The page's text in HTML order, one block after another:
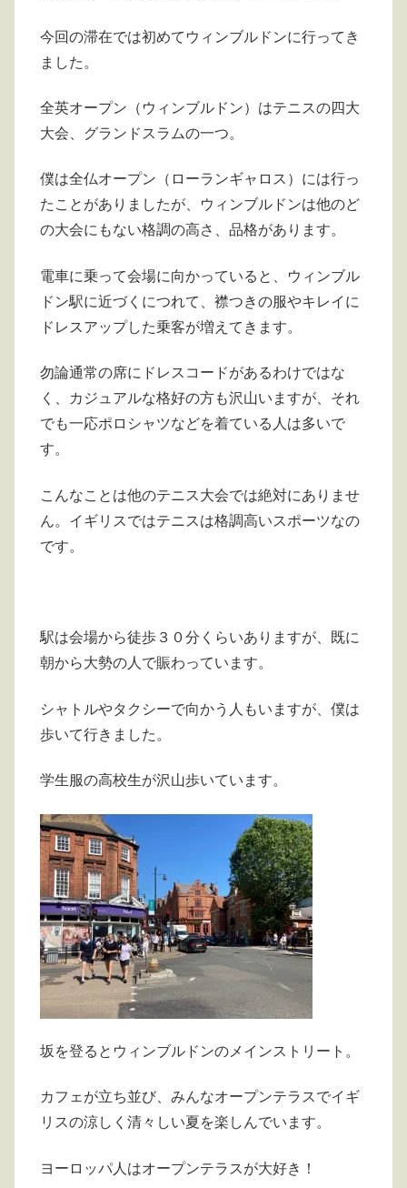
今回の滞在では初めてウィンブルドンに行ってき
ました。
全英オープン（ウィンブルドン）はテニスの四大
大会、グランドスラムの一つ。
僕は全仏オープン（ローランギャロス）には行っ
たことがありましたが、ウィンブルドンは他のど
の大会にもない格調の高さ、品格があります。
電車に乗って会場に向かっていると、ウィンブル
ドン駅に近づくにつれて、襟つきの服やキレイに
ドレスアップした乗客が増えてきます。
勿論通常の席にドレスコードがあるわけではな
く、カジュアルな格好の方も沢山いますが、それ
でも一応ポロシャツなどを着ている人は多いで
す。
こんなことは他のテニス大会では絶対にありませ
ん。イギリスではテニスは格調高いスポーツなの
です。
駅は会場から徒歩３０分くらいありますが、既に
朝から大勢の人で賑わっています。
シャトルやタクシーで向かう人もいますが、僕は
歩いて行きました。
学生服の高校生が沢山歩いています。
坂を登るとウィンブルドンのメインストリート。
カフェが立ち並び、みんなオープンテラスでイギ
リスの涼しく清々しい夏を楽しんでいます。
ヨーロッパ人はオープンテラスが大好き！